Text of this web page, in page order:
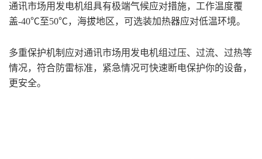
通讯市场用发电机组具有极端气候应对‌措施，工作温度覆
盖-40℃至50℃，海拔地区，可选装加热器应对低温环境。
多重保护机制应对通讯市场用发电机组过压、过流、过热等
情况，符合防雷标准，紧急情况可快速断电保护你的设备，
更安全。